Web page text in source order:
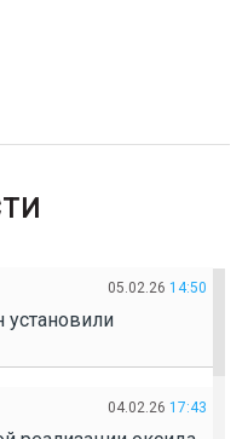
05.02.26 14:50
установили
04.02.26 17:43